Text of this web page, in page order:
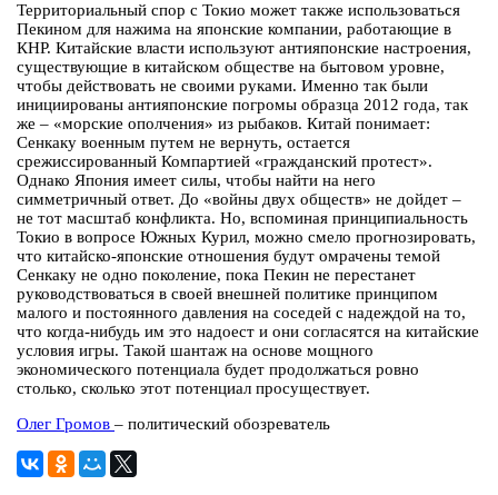
Территориальный спор с Токио может также использоваться
Пекином для нажима на японские компании, работающие в
КНР. Китайские власти используют антияпонские настроения,
существующие в китайском обществе на бытовом уровне,
чтобы действовать не своими руками. Именно так были
инициированы антияпонские погромы образца 2012 года, так
же – «морские ополчения» из рыбаков. Китай понимает:
Сенкаку военным путем не вернуть, остается
срежиссированный Компартией «гражданский протест».
Однако Япония имеет силы, чтобы найти на него
симметричный ответ. До «войны двух обществ» не дойдет –
не тот масштаб конфликта. Но, вспоминая принципиальность
Токио в вопросе Южных Курил, можно смело прогнозировать,
что китайско-японские отношения будут омрачены темой
Сенкаку не одно поколение, пока Пекин не перестанет
руководствоваться в своей внешней политике принципом
малого и постоянного давления на соседей с надеждой на то,
что когда-нибудь им это надоест и они согласятся на китайские
условия игры. Такой шантаж на основе мощного
экономического потенциала будет продолжаться ровно
столько, сколько этот потенциал просуществует.
Олег Громов – политический обозреватель